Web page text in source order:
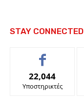
STAY CONNECTED
22,044
Υποστηρικτές